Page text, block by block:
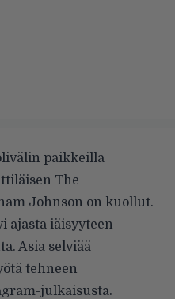
paikkeilla
The
Johnson on kuollut.
ajasta iäisyyteen
Asia selviää
tehneen
julkaisusta.